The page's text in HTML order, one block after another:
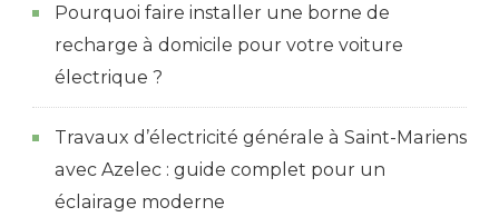
Pourquoi faire installer une borne de
recharge à domicile pour votre voiture
électrique ?
Travaux d’électricité générale à Saint-Mariens
avec Azelec : guide complet pour un
éclairage moderne